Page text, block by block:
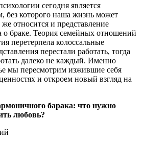
сегодня является
без которого наша жизнь может
относится и представление
о браке. Теория семейных отношений
перетерпела колоссальные
перестали работать, тогда
далеко не каждый. Именно
мы пересмотрим изжившие себя
и откроем новый взгляд на
барака: что нужно
любовь?